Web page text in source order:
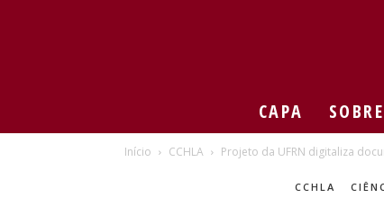
CAPA SOBRE
Início CCHLA Projeto da UFRN digitaliza
CCHLA